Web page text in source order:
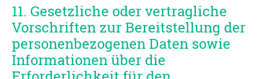
11. Gesetzliche oder vertragliche
Vorschriften zur Bereitstellung der
personenbezogenen Daten sowie
Informationen über die